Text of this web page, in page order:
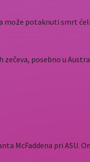
može potaknuti smrt
zečeva, posebno u
McFaddena pri ASU.